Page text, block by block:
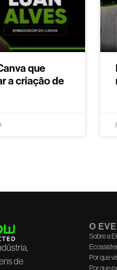
que
a criação de
de
O
Sobre a
Por que
Por que